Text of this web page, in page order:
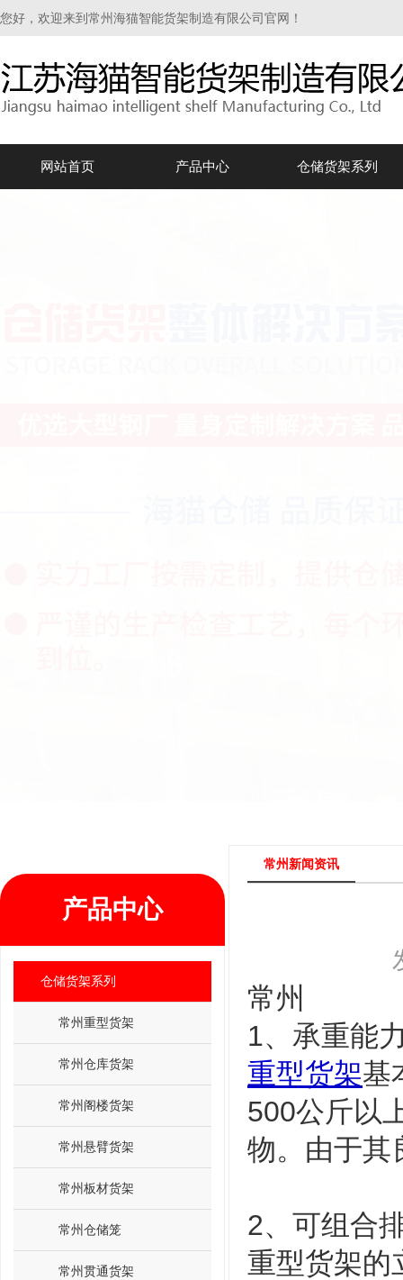
您好，欢迎来到常州海猫智能货架制造有限公司官网！
网站首页 产品中心 仓储货架系列
产品中心
仓储货架系列
常州重型货架
常州仓库货架
常州阁楼货架
常州悬臂货架
常州板材货架
常州仓储笼
常州贯通货架
常州新闻资讯
常州
1、承重
重型货架基
500公斤以
物。由于其
2、可组合
重型货架的